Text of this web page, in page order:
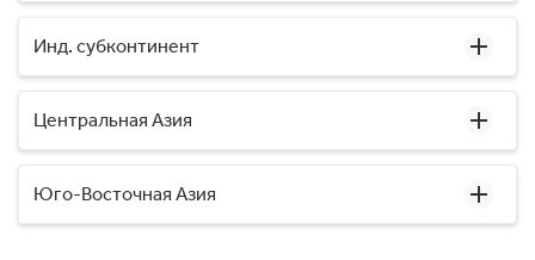
Инд. субконтинент
Центральная Азия
Юго-Восточная Азия